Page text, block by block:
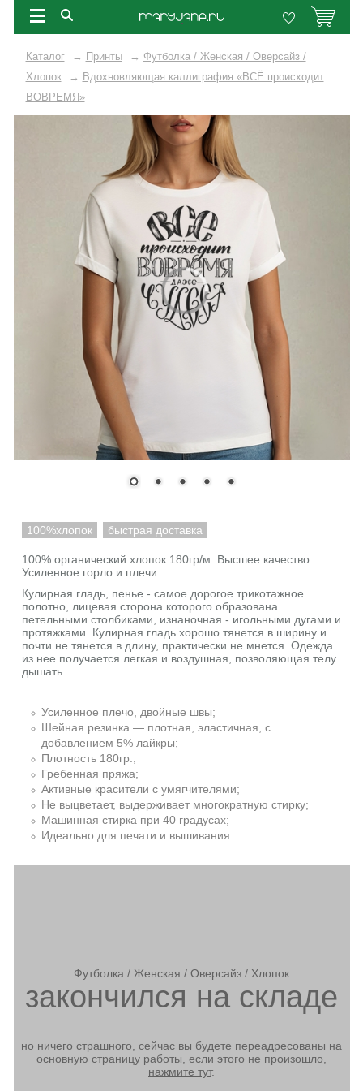
Каталог → Принты → Футболка / Женская / Оверсайз /
Хлопок
→ Вдохновляющая каллиграфия «ВСЁ происходит
ВОВРЕМЯ»
100%хлопок быстрая доставка
100% органический хлопок 180гр/м. Высшее качество.
Усиленное горло и плечи.
Кулирная гладь, пенье - самое дорогое трикотажное
полотно, лицевая сторона которого образована
петельными столбиками, изнаночная - игольными дугами и
протяжками. Кулирная гладь хорошо тянется в ширину и
почти не тянется в длину, практически не мнется. Одежда
из нее получается легкая и воздушная, позволяющая телу
дышать.
Усиленное плечо, двойные швы;
Шейная резинка — плотная, эластичная, с
добавлением 5% лайкры;
Плотность 180гр.;
Гребенная пряжа;
Активные красители с умягчителями;
Не выцветает, выдерживает многократную стирку;
Машинная стирка при 40 градусах;
Идеально для печати и вышивания.
Футболка / Женская / Оверсайз / Хлопок
закончился на складе
но ничего страшного, сейчас вы будете переадресованы на
основную страницу работы, если этого не произошло,
нажмите тут.